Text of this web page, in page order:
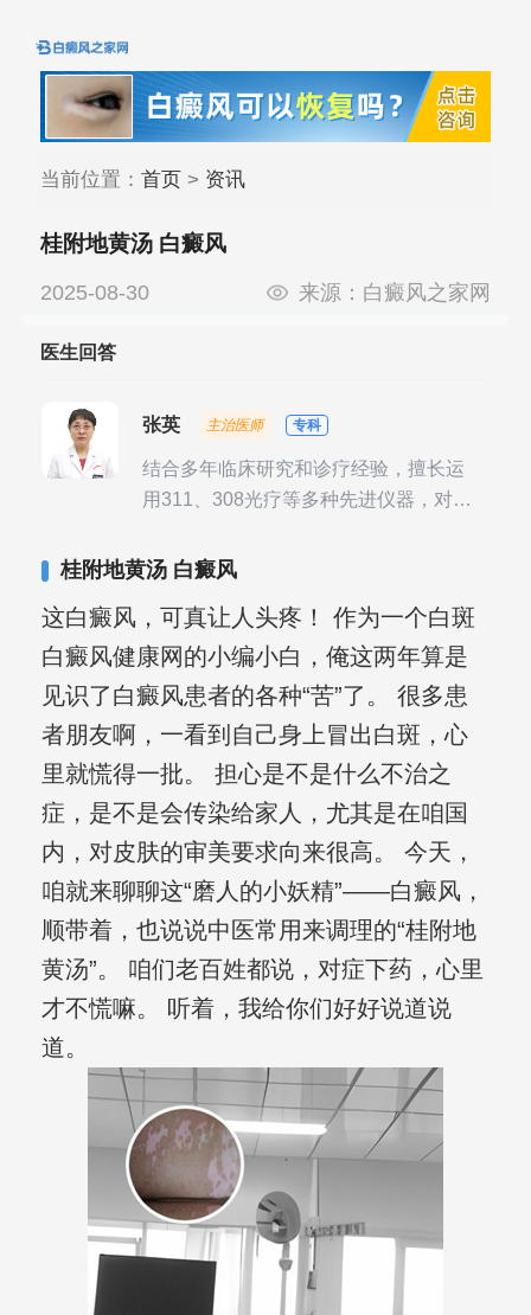
当前位置： 首页> 资讯
桂附地黄汤 白癜风
2025-08-30 来源： 白癜风之家网
医生回答
张英 主治医师 专科
结合多年临床研究和诊疗经验，擅长运
用311、308光疗等多种先进仪器，对不
其对女性银屑病、顽固性银屑病、全身
验。
桂附地黄汤 白癜风
这白癜风，可真让人头疼！ 作为一个白斑
白癜风健康网的小编小白，俺这两年算是
见识了白癜风患者的各种“苦”了。 很多患
者朋友啊，一看到自己身上冒出白斑，心
里就慌得一批。 担心是不是什么不治之
症，是不是会传染给家人，尤其是在咱国
内，对皮肤的审美要求向来很高。 今天，
咱就来聊聊这“磨人的小妖精”——白癜风，
顺带着，也说说中医常用来调理的“桂附地
黄汤”。 咱们老百姓都说，对症下药，心里
才不慌嘛。 听着，我给你们好好说道说
道。